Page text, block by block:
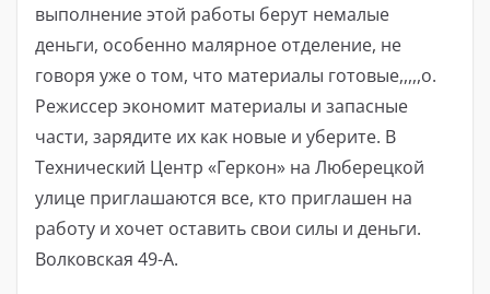
выполнение этой работы берут немалые
деньги, особенно малярное отделение, не
говоря уже о том, что материалы готовые,,,,,о.
Режиссер экономит материалы и запасные
части, зарядите их как новые и уберите. В
Технический Центр «Геркон» на Люберецкой
улице приглашаются все, кто приглашен на
работу и хочет оставить свои силы и деньги.
Волковская 49-А.